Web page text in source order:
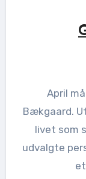
April
Bækgaard.
livet som
udvalgte